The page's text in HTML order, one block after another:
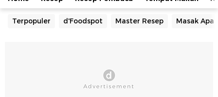
Terpopuler d'Foodspot Master Resep Masak Apa